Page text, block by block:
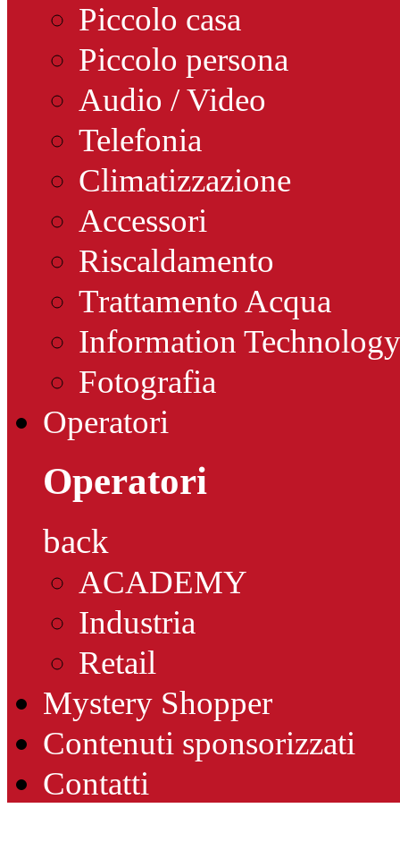
Piccolo casa
Piccolo persona
Audio / Video
Telefonia
Climatizzazione
Accessori
Riscaldamento
Trattamento Acqua
Information Technology
Fotografia
Operatori
Operatori
back
ACADEMY
Industria
Retail
Mystery Shopper
Contenuti sponsorizzati
Contatti